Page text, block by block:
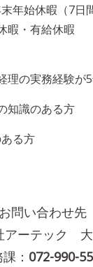
年始休暇（7日
暇・有給休暇
理の実務経験が
知識のある方
る方
お問い合わせ先
アーテック
： 072-990-